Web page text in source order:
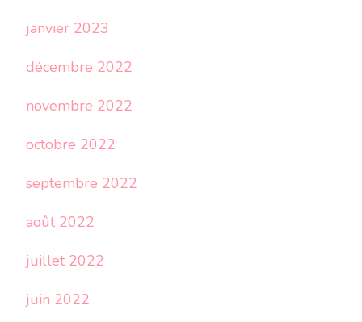
janvier 2023
décembre 2022
novembre 2022
octobre 2022
septembre 2022
août 2022
juillet 2022
juin 2022